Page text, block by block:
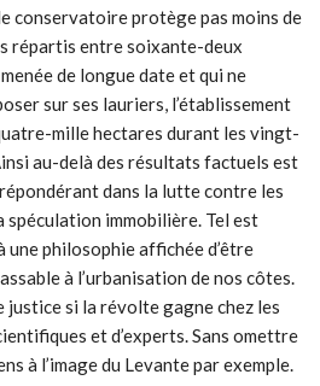
conservatoire protège pas moins de
répartis entre soixante-deux
de longue date et qui ne
sur ses lauriers, l’établissement
mille hectares durant les vingt-
au-delà des résultats factuels est
dans la lutte contre les
spéculation immobilière. Tel est
une philosophie affichée d’être
à l’urbanisation de nos côtes.
justice si la révolte gagne chez les
et d’experts. Sans omettre
à l’image du Levante par exemple.